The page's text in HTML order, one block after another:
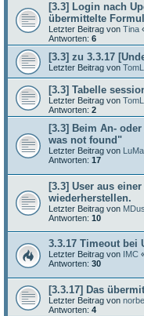
[3.3] Login nach
übermittelte
Letzter Beitrag von Tina
Antworten: 6
[3.3] zu 3.3.17
Letzter Beitrag von
[3.3] Tabelle
Letzter Beitrag von
Antworten: 2
[3.3] Beim An-
was not found"
Letzter Beitrag von
Antworten: 17
[3.3] User aus
wiederherstellen.
Letzter Beitrag von
Antworten: 10
3.3.17 Timeout bei
Letzter Beitrag von IMC
Antworten: 30
[3.3.17] Das
Letzter Beitrag von
Antworten: 4